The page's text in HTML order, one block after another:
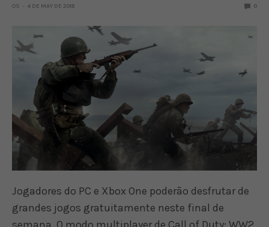
OS 4 DE MAY DE 2018 0
Jogadores do PC e Xbox One poderão desfrutar de
grandes jogos gratuitamente neste final de